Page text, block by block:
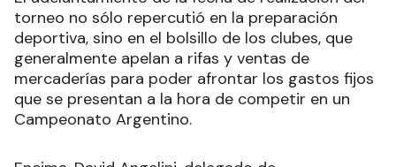
torneo no sólo repercutió en la preparación
deportiva, sino en el bolsillo de los clubes, que
generalmente apelan a rifas y ventas de
mercaderías para poder afrontar los gastos fijos
que se presentan a la hora de competir en un
Campeonato Argentino.